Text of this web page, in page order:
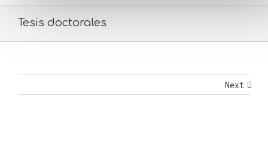
Tesis doctorales
Next